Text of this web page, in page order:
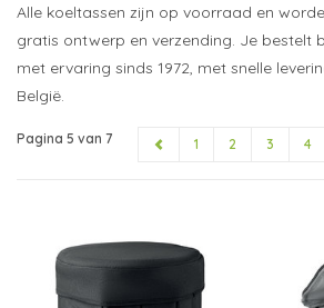
Alle koeltassen zijn op voorraad en
gratis ontwerp en verzending. Je bestelt
met ervaring sinds 1972, met snelle
België.
Pagina 5 van 7 1 2 3 4